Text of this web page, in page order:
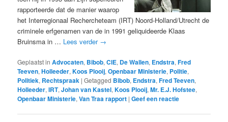
rapporteerde dat de manier waarop
het Interregionaal Rechercheteam (IRT) Noord-Holland/Utrecht de
criminele erfgenamen van de in 1991 geliquideerde Klaas
Bruinsma in … Lees verder →
Geplaatst in Advocaten, Bibob,CIE, De Wallen, Endstra,Fred
Teeven,Holleeder,Koos Plooij,Openbaar Ministerie, Politie,
Politiek, Rechtspraak |Getagged Bibob, Endstra,Fred Teeven,
Holleeder,IRT,Johan van Kastel,Koos Plooij,Mr. E.J. Hofstee,
Openbaar Ministerie,Van Traa rapport |Geef een reactie